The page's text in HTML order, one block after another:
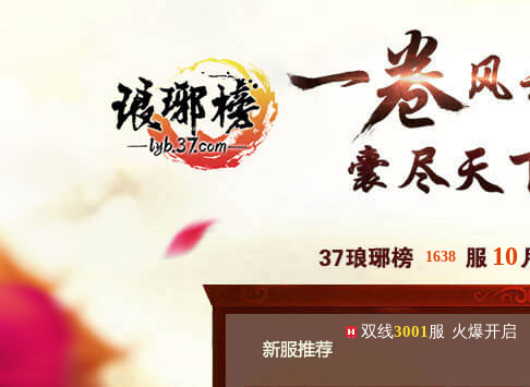
1638 10
双线3001 服 火爆开启